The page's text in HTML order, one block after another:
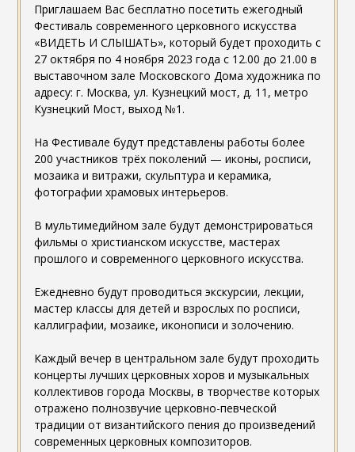
Приглашаем Вас бесплатно посетить ежегодный
Фестиваль современного церковного искусства
«ВИДЕТЬ И СЛЫШАТЬ», который будет проходить с
27 октября по 4 ноября 2023 года с 12.00 до 21.00 в
выставочном зале Московского Дома художника по
адресу: г. Москва, ул. Кузнецкий мост, д. 11, метро
Кузнецкий Мост, выход №1.
На Фестивале будут представлены работы более
200 участников трёх поколений — иконы, росписи,
мозаика и витражи, скульптура и керамика,
фотографии храмовых интерьеров.
В мультимедийном зале будут демонстрироваться
фильмы о христианском искусстве, мастерах
прошлого и современного церковного искусства.
Ежедневно будут проводиться экскурсии, лекции,
мастер классы для детей и взрослых по росписи,
каллиграфии, мозаике, иконописи и золочению.
Каждый вечер в центральном зале будут проходить
концерты лучших церковных хоров и музыкальных
коллективов города Москвы, в творчестве которых
отражено полнозвучие церковно-певческой
традиции от византийского пения до произведений
современных церковных композиторов.